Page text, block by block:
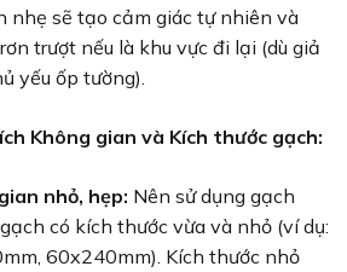
nhẹ sẽ tạo cảm giác tự nhiên và
trượt nếu là khu vực đi lại (dù giả
yếu ốp tường).
Không gian và Kích thước gạch:
nhỏ, hẹp: Nên sử dụng gạch
có kích thước vừa và nhỏ (ví dụ:
60x240mm). Kích thước nhỏ